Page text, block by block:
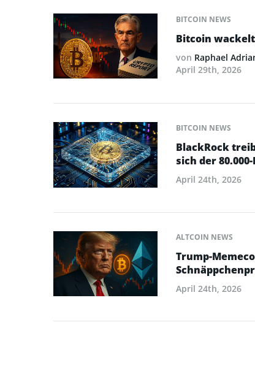
BITCOIN NEWS
Bitcoin
von Raphael
April 29th, 2026
BITCOIN NEWS
BlackRock
sich der
April 24th, 2026
ALTCOIN NEWS
Trump-
April 24th, 2026